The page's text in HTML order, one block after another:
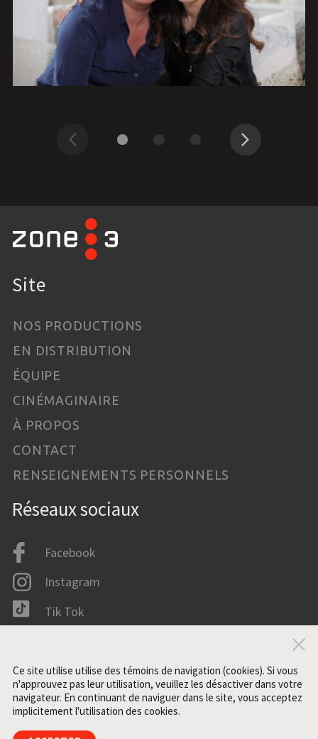
Précédent Suivant
Site
NOS PRODUCTIONS
EN DISTRIBUTION
ÉQUIPE
CINÉMAGINAIRE
À PROPOS
CONTACT
RENSEIGNEMENTS PERSONNELS
Réseaux sociaux
Facebook
Instagram
Tik Tok
IMDB
Tous droits réservés. ©2021 ZONE3
Ce site utilise utilise des témoins de navigation (cookies). Si vous
n'approuvez pas leur utilisation, veuillez les désactiver dans votre
navigateur. En continuant de naviguer dans le site, vous acceptez
implicitement l'utilisation des cookies.